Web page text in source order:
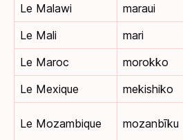
Le Malawi
maraui
Le Mali
mari
Le Maroc
morokko
Le Mexique
mekishiko
Le Mozambique mozanbīku